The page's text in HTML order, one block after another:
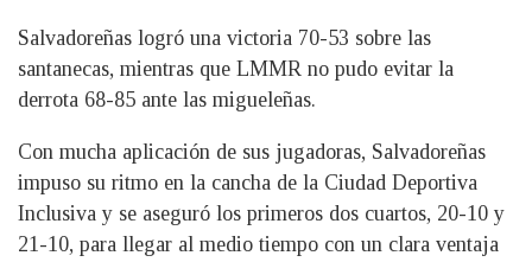
Salvadoreñas logró una victoria 70-53 sobre las
santanecas, mientras que LMMR no pudo evitar la
derrota 68-85 ante las migueleñas.
Con mucha aplicación de sus jugadoras, Salvadoreñas
impuso su ritmo en la cancha de la Ciudad Deportiva
Inclusiva y se aseguró los primeros dos cuartos, 20-10 y
21-10, para llegar al medio tiempo con un clara ventaja